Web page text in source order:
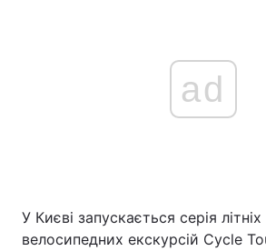
ad
У Києві запускається серія
велосипедних екскурсій Cycle